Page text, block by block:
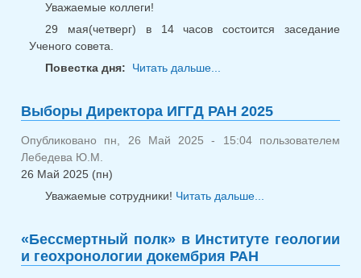
Уважаемые коллеги!
29 мая(четверг) в 14 часов состоится заседание
Ученого совета.
Повестка дня:
Читать дальше...
Выборы Директора ИГГД РАН 2025
Опубликовано пн, 26 Май 2025 - 15:04 пользователем
Лебедева Ю.М.
26 Май 2025 (пн)
Уважаемые сотрудники! Читать дальше...
«Бессмертный полк» в Институте геологии
и геохронологии докембрия РАН